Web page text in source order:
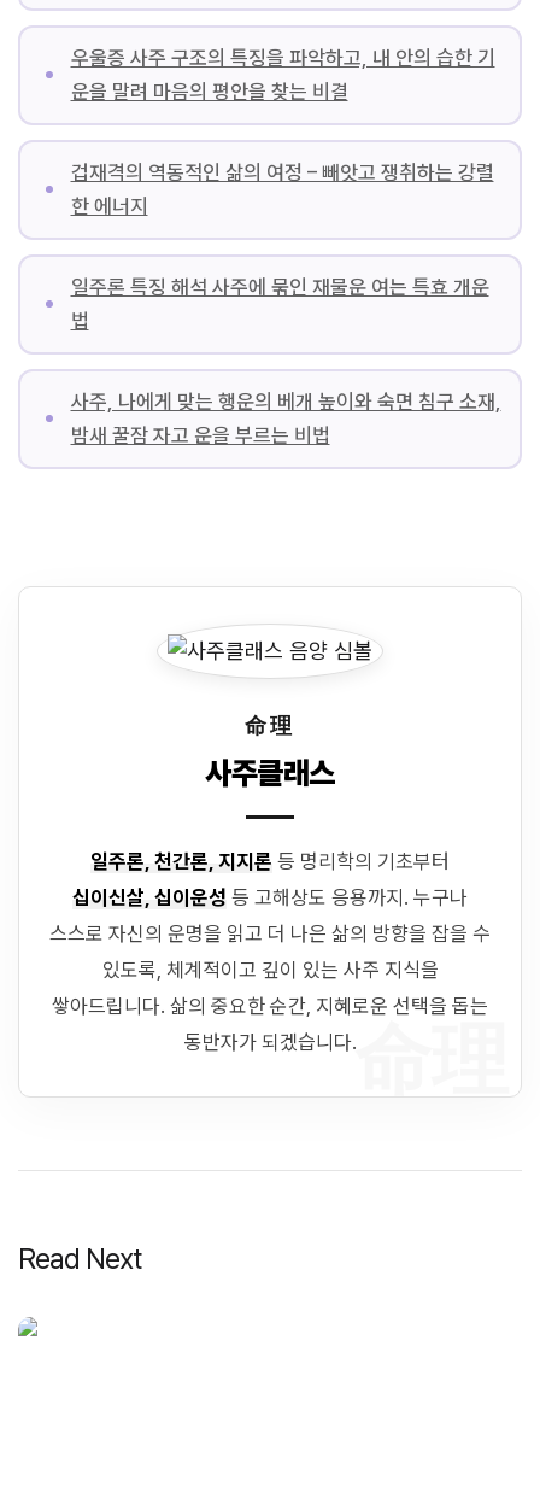
우울증 사주 구조의 특징을 파악하고, 내 안의 습한 기
운을 말려 마음의 평안을 찾는 비결
겁재격의 역동적인 삶의 여정 – 빼앗고 쟁취하는 강렬
한 에너지
일주론 특징 해석 사주에 묶인 재물운 여는 특효 개운
법
사주, 나에게 맞는 행운의 베개 높이와 숙면 침구 소재,
밤새 꿀잠 자고 운을 부르는 비법
命理
命理
사주클래스
일주론, 천간론, 지지론 등 명리학의 기초부터
십이신살, 십이운성 등 고해상도 응용까지. 누구나
스스로 자신의 운명을 읽고 더 나은 삶의 방향을 잡을 수
있도록, 체계적이고 깊이 있는 사주 지식을
쌓아드립니다. 삶의 중요한 순간, 지혜로운 선택을 돕는
동반자가 되겠습니다.
Read Next